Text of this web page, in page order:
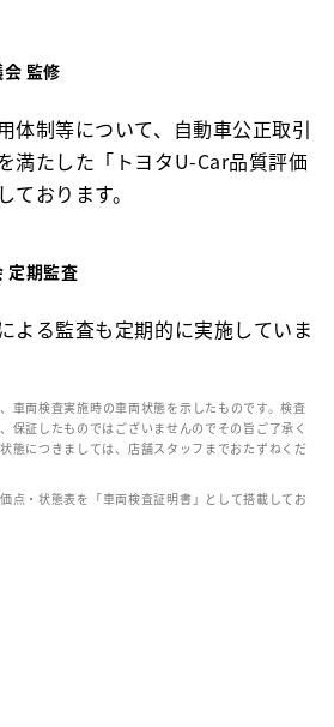
監修
体制等について、自動車公正取引
満たした「トヨタU-Car品質評価
おります。
定期監査
よる監査も定期的に実施していま
車両検査実施時の車両状態を示したものです。検査
保証したものではございませんのでその旨ご了承く
態につきましては、店舗スタッフまでおたずねくだ
点・状態表を「車両検査証明書」として搭載してお